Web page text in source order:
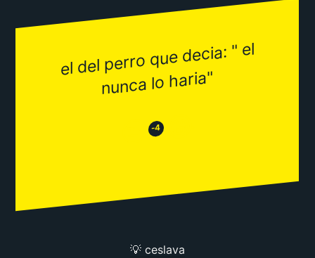
el del perro que decia: " el
nunca lo haria"
😒 -4 😂
💡 ceslava